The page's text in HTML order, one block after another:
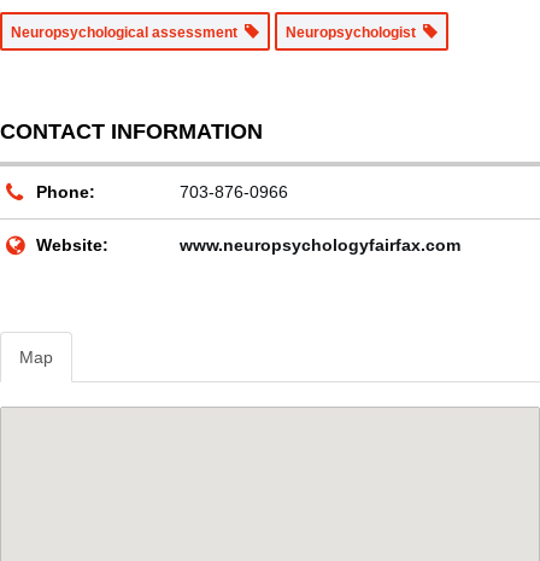
Neuropsychological assessment Neuropsychologist
CONTACT INFORMATION
Phone: 703-876-0966
Website: www.neuropsychologyfairfax.com
Map